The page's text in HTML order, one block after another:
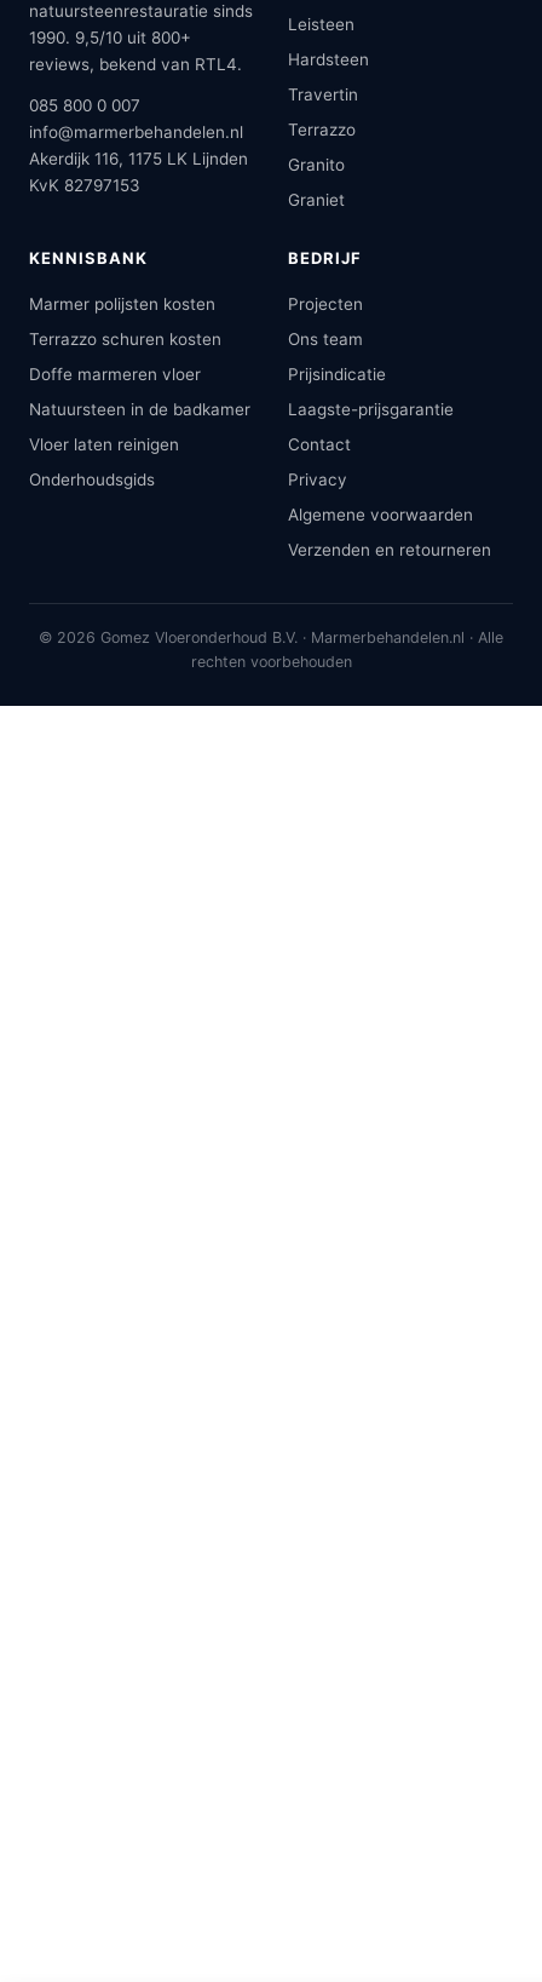
natuursteenrestauratie sinds
1990. 9,5/10 uit 800+
reviews, bekend van RTL4.
085 800 0 007
info@marmerbehandelen.nl
Akerdijk 116, 1175 LK Lijnden
KvK 82797153
Leisteen
Hardsteen
Travertin
Terrazzo
Granito
Graniet
KENNISBANK
Marmer polijsten kosten
Terrazzo schuren kosten
Doffe marmeren vloer
Natuursteen in de badkamer
Vloer laten reinigen
Onderhoudsgids
BEDRIJF
Projecten
Ons team
Prijsindicatie
Laagste-prijsgarantie
Contact
Privacy
Algemene voorwaarden
Verzenden en retourneren
© 2026 Gomez Vloeronderhoud B.V. · Marmerbehandelen.nl · Alle
rechten voorbehouden